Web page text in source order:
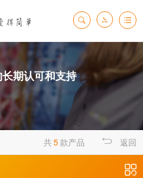
期认可和支持
共5款产品 返回